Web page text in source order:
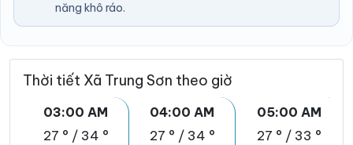
năng khô ráo.
Thời tiết Xã Trung Sơn theo giờ
03:00 AM
27 ° / 34 °
04:00 AM
27 ° / 34 °
05:00 AM
27 ° / 33 °